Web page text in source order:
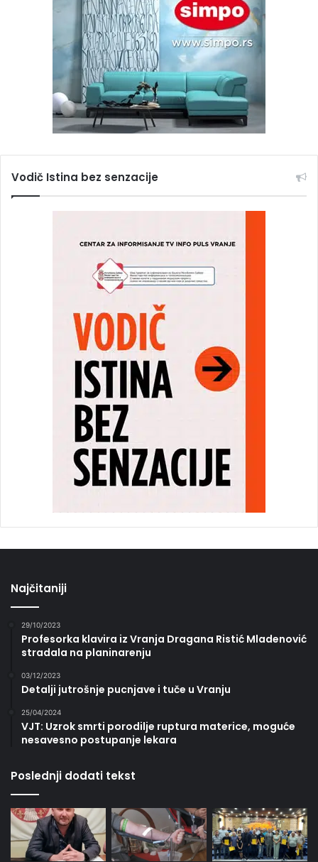
Vodič Istina bez senzacije
Najčitaniji
29/10/2023
Profesorka klavira iz Vranja Dragana Ristić Mladenović
stradala na planinarenju
03/12/2023
Detalji jutrošnje pucnjave i tuče u Vranju
25/04/2024
VJT: Uzrok smrti porodilje ruptura materice, moguće
nesavesno postupanje lekara
Poslednji dodati tekst